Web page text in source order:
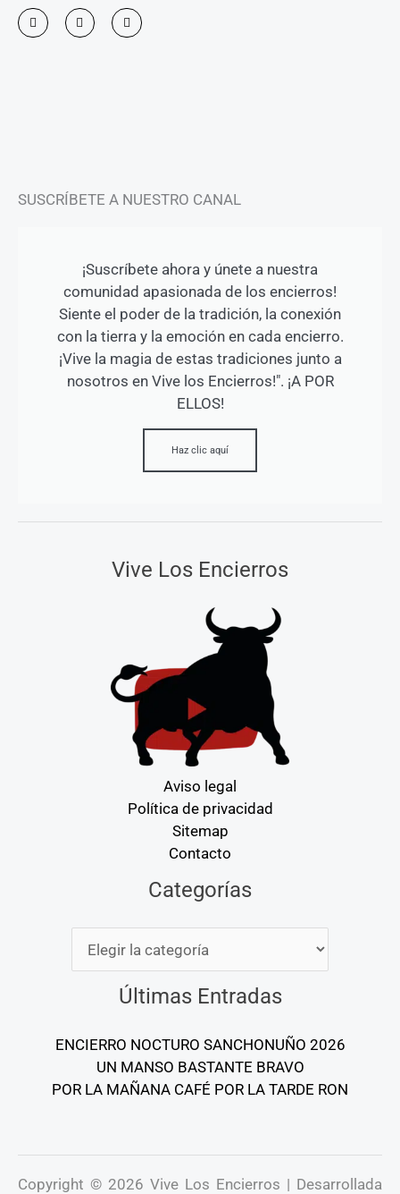
I
n
s
F
a
c
Y
o
u
SUSCRÍBETE A NUESTRO CANAL
¡Suscríbete ahora y únete a nuestra
comunidad apasionada de los encierros!
Siente el poder de la tradición, la conexión
con la tierra y la emoción en cada encierro.
¡Vive la magia de estas tradiciones junto a
nosotros en Vive los Encierros!". ¡A POR
ELLOS!
Haz clic aquí
Vive Los Encierros
Aviso legal
Política de privacidad
Sitemap
Contacto
Categorías
Últimas Entradas
ENCIERRO NOCTURO SANCHONUÑO 2026
UN MANSO BASTANTE BRAVO
POR LA MAÑANA CAFÉ POR LA TARDE RON
Copyright © 2026 Vive Los Encierros | Desarrollada